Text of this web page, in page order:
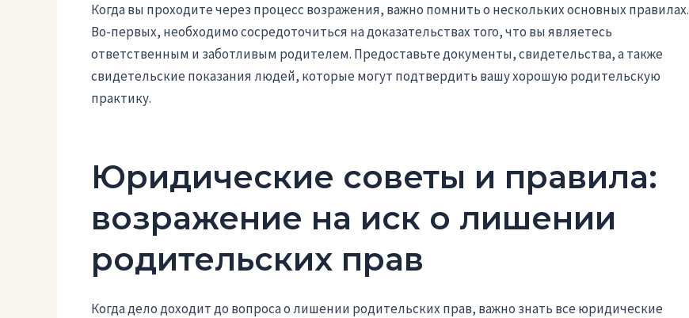
Когда вы проходите через процесс возражения, важно помнить о нескольких основных правилах.
Во-первых, необходимо сосредоточиться на доказательствах того, что вы являетесь
ответственным и заботливым родителем. Предоставьте документы, свидетельства, а также
свидетельские показания людей, которые могут подтвердить вашу хорошую родительскую
практику.
Юридические советы и правила:
возражение на иск о лишении
родительских прав
Когда дело доходит до вопроса о лишении родительских прав, важно знать все юридические